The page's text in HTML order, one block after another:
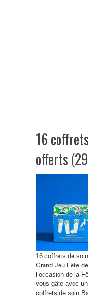
16
offerts
16 coffrets de
Grand Jeu Fête
l’occasion de la
vous gâte avec
coffrets de soin